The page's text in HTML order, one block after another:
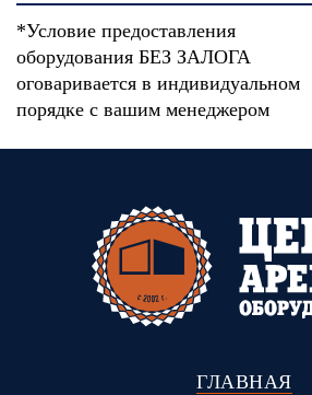
*Условие предоставления
оборудования БЕЗ ЗАЛОГА
оговаривается в индивидуальном
порядке с вашим менеджером
ГЛАВНАЯ